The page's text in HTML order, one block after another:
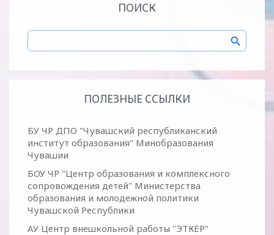
ПОИСК
ПОЛЕЗНЫЕ ССЫЛКИ
БУ ЧР ДПО "Чувашский республиканский
институт образования" Минобразования
Чувашии
БОУ ЧР "Центр образования и комплексного
сопровождения детей" Министерства
образования и молодежной политики
Чувашской Республики
АУ Центр внешкольной работы "ЭТКЕР"